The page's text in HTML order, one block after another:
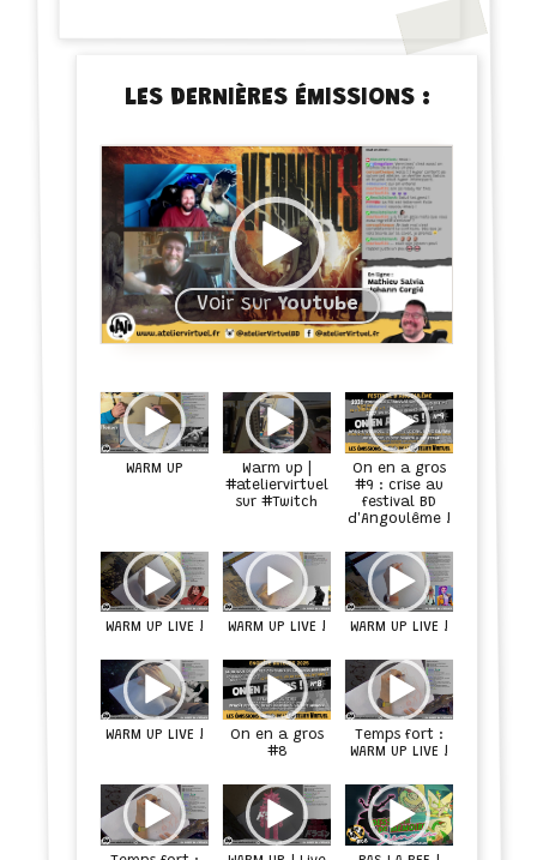
LES DERNIÈRES ÉMISSIONS :
Voir surYoutube
WARM UP
Warm up |
#ateliervirtuel
sur #Twitch
On en a gros
#9 : crise au
festival BD
d'Angoulême !
WARM UP LIVE ! WARM UP LIVE ! WARM UP LIVE !
WARM UP LIVE ! On en a gros
#8
Temps fort :
WARM UP LIVE !